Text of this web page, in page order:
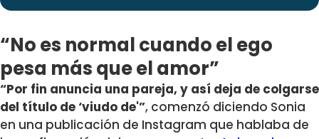
“No es normal cuando el ego
pesa más que el amor”
“Por fin anuncia una pareja, y así deja de colgarse
del título de ‘viudo de'”, comenzó diciendo Sonia
en una publicación de Instagram que hablaba de